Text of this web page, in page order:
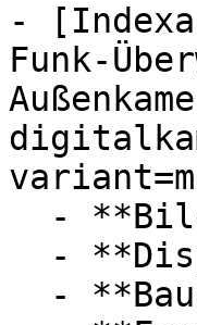
- [Indexa
Funk-